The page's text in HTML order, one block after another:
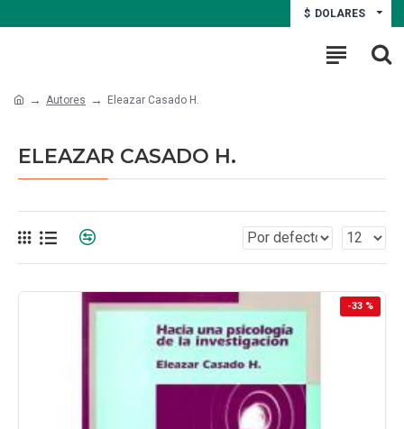
$ DOLARES
Autores Eleazar Casado H.
ELEAZAR CASADO H.
-33 %